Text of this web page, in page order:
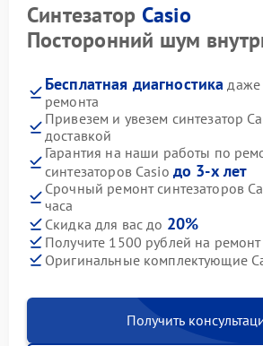
Синтезатор Casio
Посторонний шум
Бесплатная диагностика даже
ремонта
Привезем и увезем синтезатор
доставкой
Гарантия на наши работы по
синтезаторов Casio до 3-х лет
Срочный ремонт синтезаторов
часа
Скидка для вас до 20%
Получите 1500 рублей на ремонт
Оригинальные комплектующие
Получить